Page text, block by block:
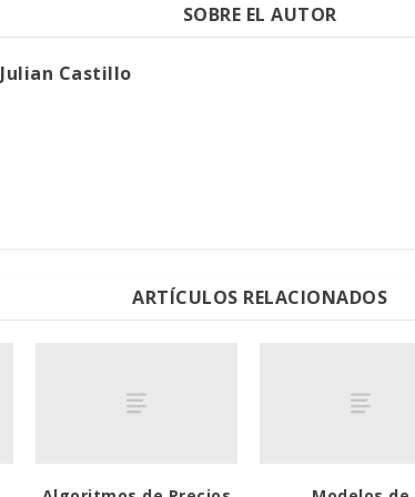
SOBRE EL AUTOR
Julian Castillo
ARTÍCULOS RELACIONADOS